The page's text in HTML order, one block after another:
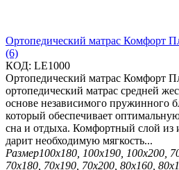
Ортопедический матрас Комфорт
(6)
КОД: LE1000
Ортопедический матрас Комфорт
ортопедический матрас средней
основе независимого пружинного
который обеспечивает
сна и отдыха. Комфортный слой из
дарит необходимую мягкость...
Размер100х180, 100х190, 100х200,
70х180, 70х190, 70х200, 80х160,